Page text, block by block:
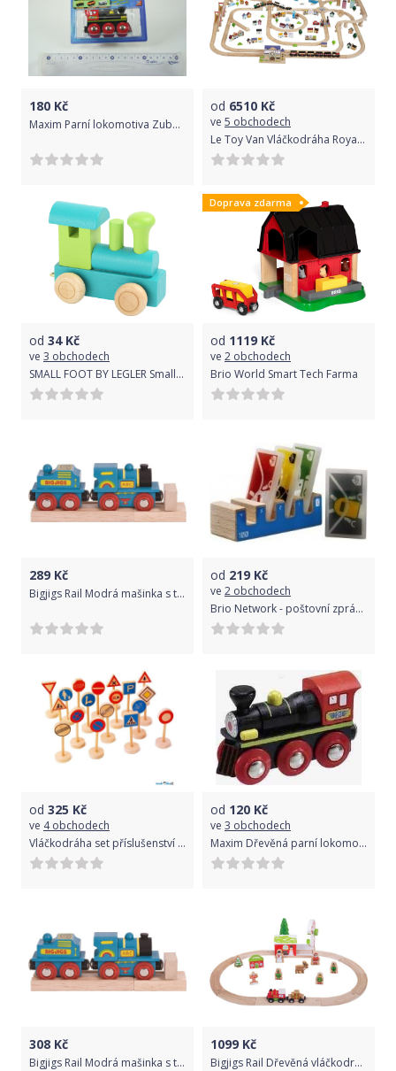
180 Kč
Maxim Parní lokomotiva Zubačka
od 6510 Kč
ve 5 obchodech
Le Toy Van Vláčkodráha Royal Express
od 34Kč
ve 3 obchodech
SMALL FOOT BY LEGLER Small Foot Lokomotiva zelená
Doprava zdarma
od 1119 Kč
ve 2 obchodech
Brio World Smart Tech Farma
289 Kč
Bigjigs Rail Modrá mašinka s tendrem + 2 koleje
od 219 Kč
ve 2 obchodech
Brio Network - poštovní zprávy 1
od 325 Kč
ve 4 obchodech
Vláčkodráha set příslušenství - Dopravní značky, 18ks (Legler)
od 120 Kč
ve 3 obchodech
Maxim Dřevěná parní lokomotiva
308 Kč
Bigjigs Rail Modrá mašinka s tendrem + 2 koleje
1099 Kč
Bigjigs Rail Dřevěná vláčkodráha Zimní země divů 25 dílů